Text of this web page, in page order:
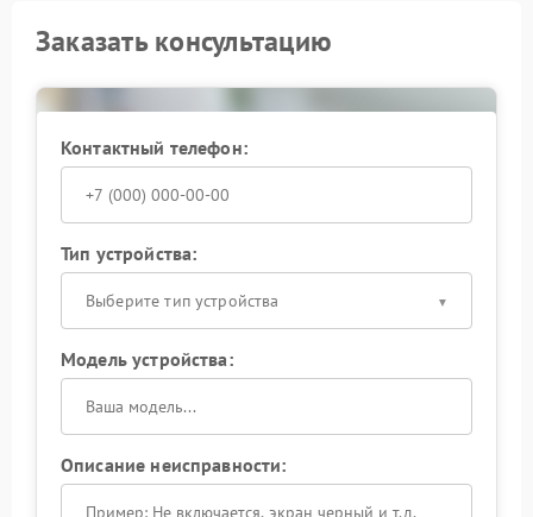
Заказать консультацию
Контактный телефон:
Тип устройства:
Выберите тип устройства
Модель устройства:
Описание неисправности: